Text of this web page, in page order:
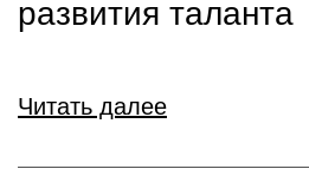
развития таланта
Читать далее